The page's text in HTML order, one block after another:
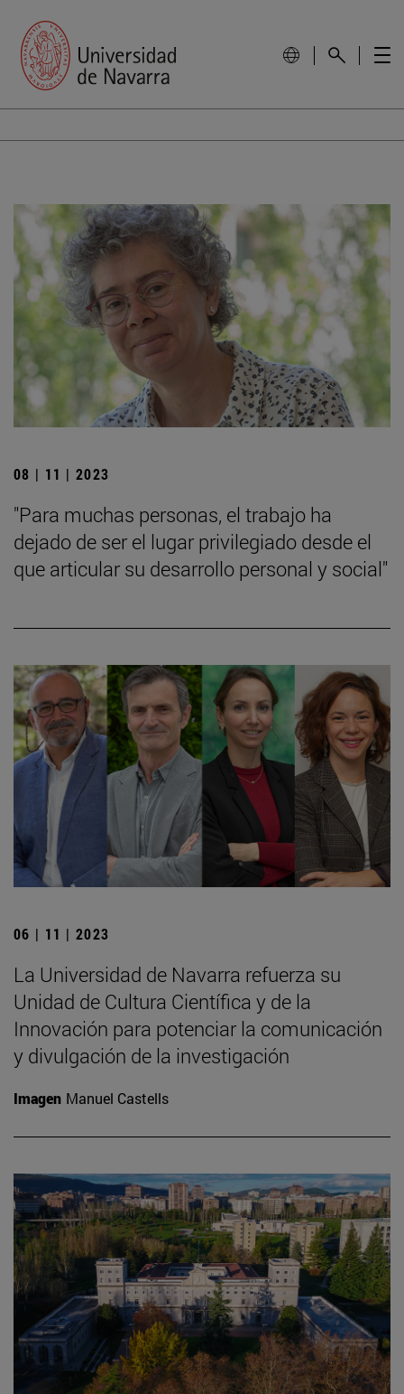
08 | 11 | 2023
"Para muchas personas, el trabajo ha
dejado de ser el lugar privilegiado desde el
que articular su desarrollo personal y social"
06 | 11 | 2023
La Universidad de Navarra refuerza su
Unidad de Cultura Científica y de la
Innovación para potenciar la comunicación
y divulgación de la investigación
Imagen Manuel Castells